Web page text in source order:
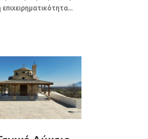
επιχειρηματικότητα...